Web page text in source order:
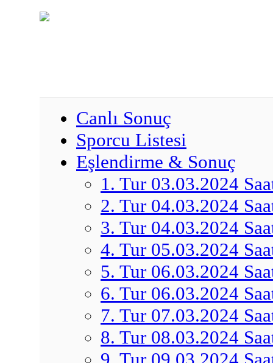
Canlı Sonuç
Sporcu Listesi
Eşlendirme & Sonuç
1. Tur 03.03.2024
2. Tur 04.03.2024
3. Tur 04.03.2024
4. Tur 05.03.2024
5. Tur 06.03.2024
6. Tur 06.03.2024
7. Tur 07.03.2024
8. Tur 08.03.2024